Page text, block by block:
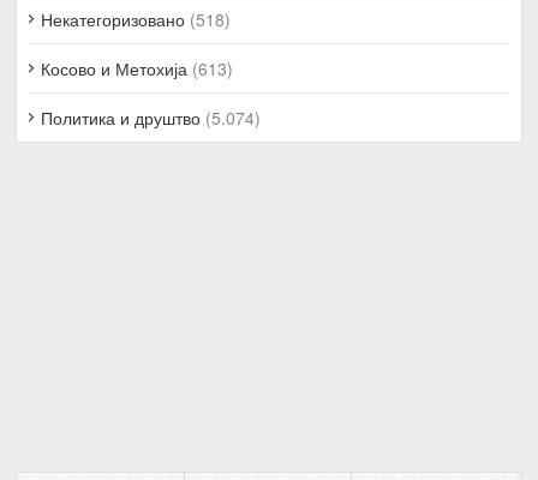
Некатегоризовано (518)
Косово и Метохија (613)
Политика и друштво (5.074)